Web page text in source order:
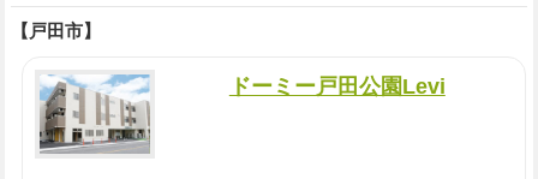
【戸田市】
ドーミー戸田公園Levi